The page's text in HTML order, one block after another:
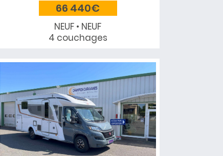
66 440€
NEUF • NEUF
4 couchages